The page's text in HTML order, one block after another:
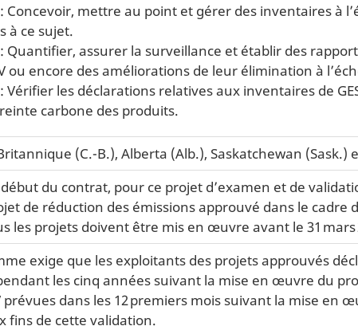
: Concevoir, mettre au point et gérer des inventaires à
à ce sujet.
: Quantifier, assurer la surveillance et établir des
ou encore des améliorations de leur élimination à
Vérifier les déclarations relatives aux inventaires de
carbone des produits.
(C.-B.), Alberta (Alb.), Saskatchewan (Sask.)
du contrat, pour ce projet d’examen et de
de réduction des émissions approuvé dans le cadre
les projets doivent être mis en œuvre avant le 31 mars
exige que les exploitants des projets approuvés
les cinq années suivant la mise en œuvre du
prévues dans les 12 premiers mois suivant la mise en
fins de cette validation.